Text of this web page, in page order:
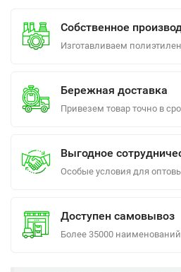
Собственное
Изготавливаем
Бережная доставка
Привезем товар точно в
Выгодное
Особые условия для
Доступен самовывоз
Более 35000